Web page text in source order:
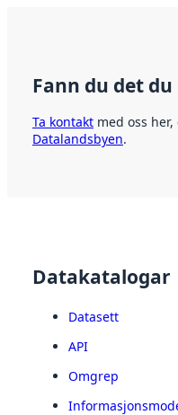
Fann du det
Ta kontakt med oss
Datalandsbyen.
Datakatalogar
Datasett
API
Omgrep